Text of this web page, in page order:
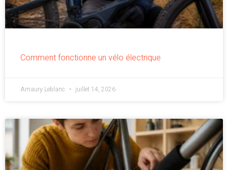
Comment fonctionne un vélo électrique
Amaury Leblanc juillet 14, 2026